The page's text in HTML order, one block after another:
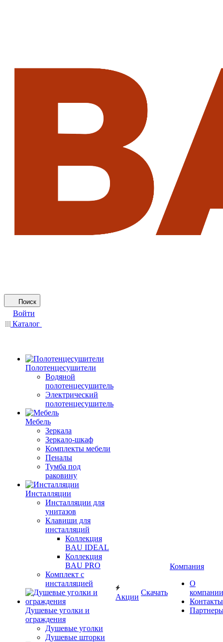
Поиск
Войти
Каталог
Полотенцесушители
Водяной
полотенцесушитель
Электрический
полотенцесушитель
Мебель
Зеркала
Зеркало-шкаф
Комплекты мебели
Пеналы
Тумба под
раковину
Инсталляции
Инсталляции для
унитазов
Клавиши для
инсталляций
Коллекция
BAU IDEAL
Коллекция
BAU PRO
Комплект с
инсталляцией
Душевые уголки и
ограждения
Душевые уголки
Душевые шторки
Акции
Скачать
Компания
О
компании
Контакты